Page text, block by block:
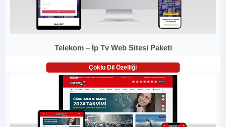
Telekom – İp Tv Web Sitesi Paketi
Çoklu Dil Özelliği